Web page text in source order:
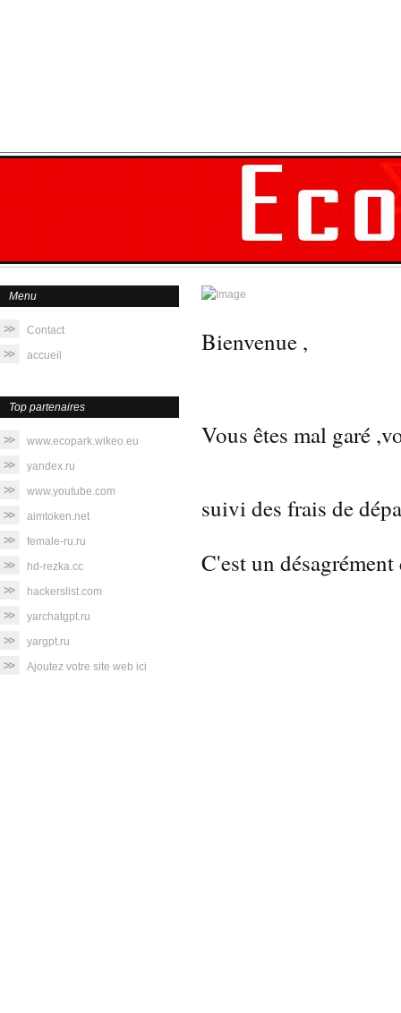
Menu
Contact
accueil
Top partenaires
www.ecopark.wikeo.eu
yandex.ru
www.youtube.com
aimtoken.net
female-ru.ru
hd-rezka.cc
hackerslist.com
yarchatgpt.ru
yargpt.ru
Ajoutez votre site web ici
Bienvenue ,
Vous êtes mal garé
suivi des frais de
C'est un